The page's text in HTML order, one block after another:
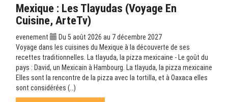
Mexique : Les Tlayudas (Voyage En
Cuisine, ArteTv)
evenement
Du 5 août 2026 au 7 décembre 2027
Voyage dans les cuisines du Mexique à la découverte de ses
recettes traditionnelles. La tlayuda, la pizza mexicaine - Le goût du
pays : David, un Mexicain à Hambourg. La tlayuda, la pizza mexicaine
Elles sont la rencontre de la pizza avec la tortilla, et à Oaxaca elles
sont considérées (…)